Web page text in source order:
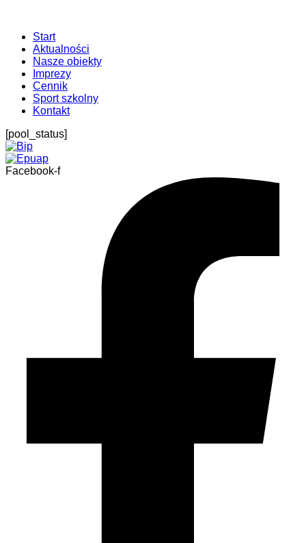
Start
Aktualności
Nasze obiekty
Imprezy
Cennik
Sport szkolny
Kontakt
[pool_status]
Facebook-f